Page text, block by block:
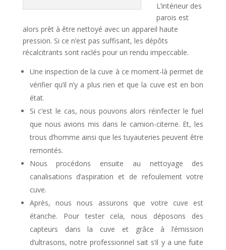
L’intérieur des
parois est
alors prêt à être nettoyé avec un appareil haute
pression. Si ce n’est pas suffisant, les dépôts
récalcitrants sont raclés pour un rendu impeccable.
Une inspection de la cuve à ce moment-là permet de
vérifier qu’il n’y a plus rien et que la cuve est en bon
état.
Si c’est le cas, nous pouvons alors réinfecter le fuel
que nous avions mis dans le camion-citerne. Et, les
trous d’homme ainsi que les tuyauteries peuvent être
remontés.
Nous procédons ensuite au nettoyage des
canalisations d’aspiration et de refoulement votre
cuve.
Après, nous nous assurons que votre cuve est
étanche. Pour tester cela, nous déposons des
capteurs dans la cuve et grâce à l’émission
d’ultrasons, notre professionnel sait s’il y a une fuite